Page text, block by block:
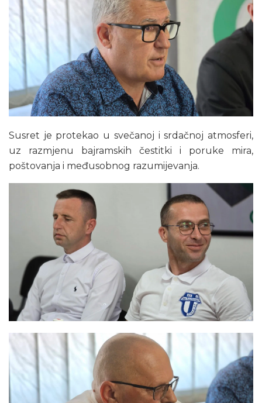
Susret je protekao u svečanoj i srdačnoj atmosferi,
uz razmjenu bajramskih čestitki i poruke mira,
poštovanja i međusobnog razumijevanja.